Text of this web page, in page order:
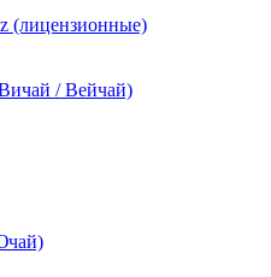
(лицензионные)
/ Вейчай)